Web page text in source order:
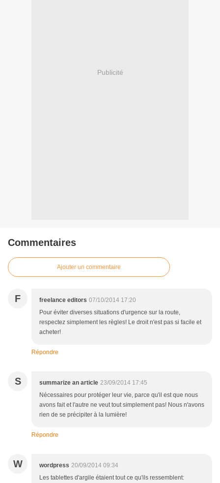
Publicité
Commentaires
Ajouter un commentaire
F freelance editors 07/10/2014 17:20
Pour éviter diverses situations d'urgence sur la route,
respectez simplement les règles! Le droit n'est pas si facile et
acheter!
Répondre
S summarize an article 23/09/2014 17:45
Nécessaires pour protéger leur vie, parce qu'il est que nous
avons fait et l'autre ne veut tout simplement pas! Nous n'avons
rien de se précipiter à la lumière!
Répondre
W wordpress 20/09/2014 09:34
Les tablettes d'argile étaient tout ce qu'ils ressemblent: